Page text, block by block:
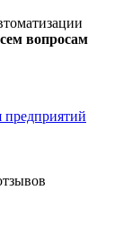
вопросам
предприятий